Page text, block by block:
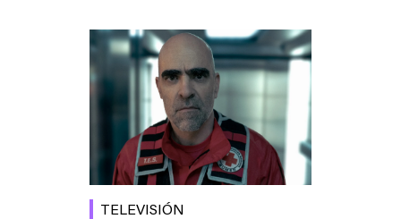
TELEVISIÓN